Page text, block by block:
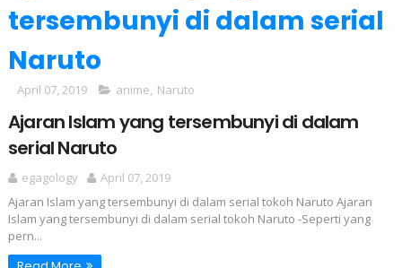
tersembunyi di dalam serial
Naruto
April 07, 2019 anime Naruto
Ajaran Islam yang tersembunyi di dalam
serial Naruto
egagology
April 07, 2019
Ajaran Islam yang tersembunyi di dalam serial tokoh Naruto Ajaran
Islam yang tersembunyi di dalam serial tokoh Naruto -Seperti yang
pern...